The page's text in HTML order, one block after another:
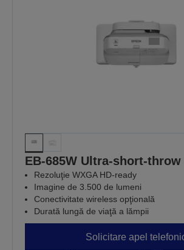
EB-685W Ultra-short-
Rezoluţie WXGA HD-ready
Imagine de 3.500 de lumeni
Conectivitate wireless opţională
Durată lungă de viaţă a lămpii
Solicitare apel